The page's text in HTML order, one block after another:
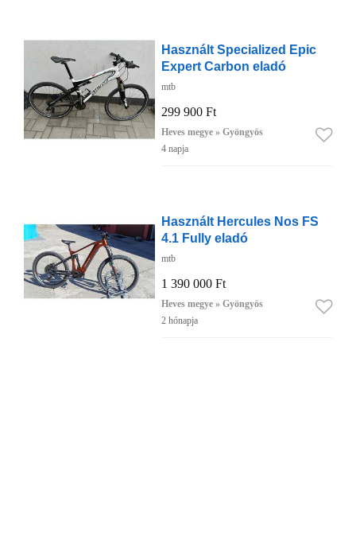
Használt Specialized Epic
Expert Carbon eladó
mtb
299 900 Ft
Heves megye » Gyöngyös
4 napja
Használt Hercules Nos FS
4.1 Fully eladó
mtb
1 390 000 Ft
Heves megye » Gyöngyös
2 hónapja